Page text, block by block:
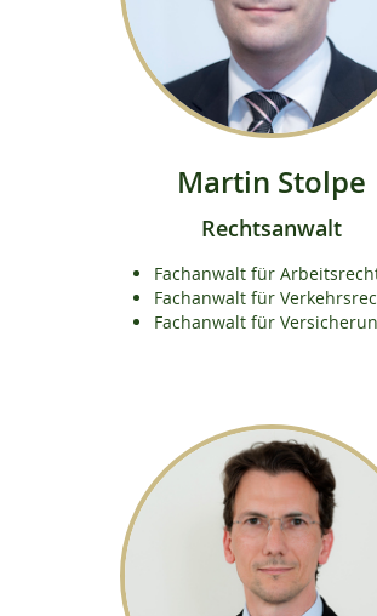
Martin Stolpe
Rechtsanwalt
Fachanwalt für
Fachanwalt für
Fachanwalt für